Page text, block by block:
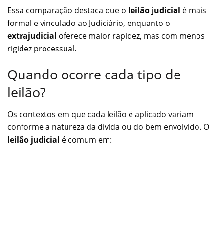
Essa comparação destaca que o leilão judicial é mais
formal e vinculado ao Judiciário, enquanto o
extrajudicial oferece maior rapidez, mas com menos
rigidez processual.
Quando ocorre cada tipo de
leilão?
Os contextos em que cada leilão é aplicado variam
conforme a natureza da dívida ou do bem envolvido. O
leilão judicial é comum em: